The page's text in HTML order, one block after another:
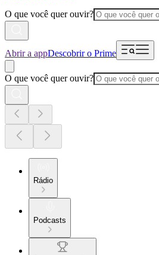
O que você quer ouvir?
Abrir a appDescobrir o Prime
O que você quer ouvir?
Rádio
Podcasts